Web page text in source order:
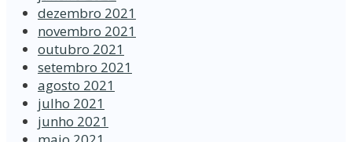
dezembro 2021
novembro 2021
outubro 2021
setembro 2021
agosto 2021
julho 2021
junho 2021